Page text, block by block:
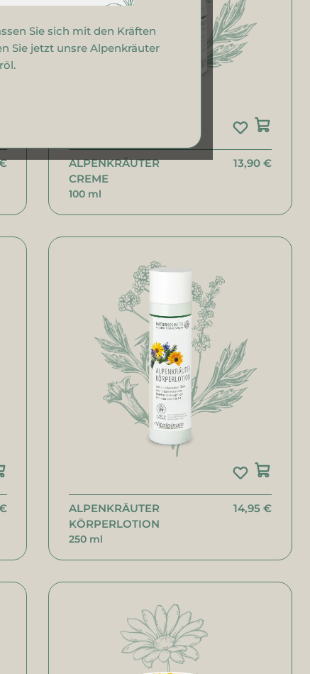
Geschenksets
ALPENKRÄUTER
CREME
100 ml
13,90 €
ALPENKRÄUTER
KÖRPERLOTION
250 ml
14,95 €
Sie sich mit den Kräften
Sie jetzt unsre Alpenkräuter